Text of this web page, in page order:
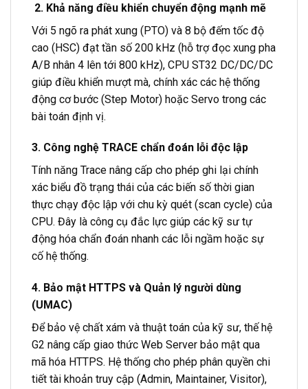
2. Khả năng điều khiển chuyển động mạnh mẽ
Với 5 ngõ ra phát xung (PTO) và 8 bộ đếm tốc độ
cao (HSC) đạt tần số 200 kHz (hỗ trợ đọc xung pha
A/B nhân 4 lên tới 800 kHz), CPU ST32 DC/DC/DC
giúp điều khiển mượt mà, chính xác các hệ thống
động cơ bước (Step Motor) hoặc Servo trong các
bài toán định vị.
3. Công nghệ TRACE chẩn đoán lỗi độc lập
Tính năng Trace nâng cấp cho phép ghi lại chính
xác biểu đồ trạng thái của các biến số thời gian
thực chạy độc lập với chu kỳ quét (scan cycle) của
CPU. Đây là công cụ đắc lực giúp các kỹ sư tự
động hóa chẩn đoán nhanh các lỗi ngầm hoặc sự
cố hệ thống.
4. Bảo mật HTTPS và Quản lý người dùng
(UMAC)
Để bảo vệ chất xám và thuật toán của kỹ sư, thế hệ
G2 nâng cấp giao thức Web Server bảo mật qua
mã hóa HTTPS. Hệ thống cho phép phân quyền chi
tiết tài khoản truy cập (Admin, Maintainer, Visitor),